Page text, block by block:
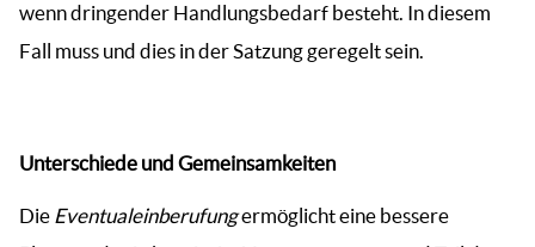
wenn dringender Handlungsbedarf besteht. In diesem
Fall muss und dies in der Satzung geregelt sein.
Unterschiede und Gemeinsamkeiten
Die Eventualeinberufungermöglicht eine bessere